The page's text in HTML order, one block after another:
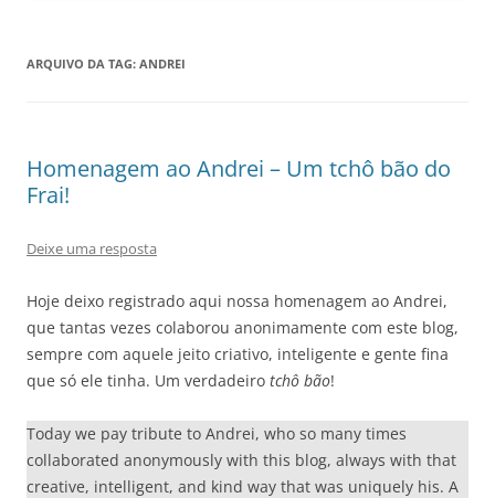
ARQUIVO DA TAG: ANDREI
Homenagem ao Andrei – Um tchô bão do
Frai!
Deixe uma resposta
Hoje deixo registrado aqui nossa homenagem ao Andrei,
que tantas vezes colaborou anonimamente com este blog,
sempre com aquele jeito criativo, inteligente e gente fina
que só ele tinha. Um verdadeiro tchô bão!
Today we pay tribute to Andrei, who so many times
collaborated anonymously with this blog, always with that
creative, intelligent, and kind way that was uniquely his. A